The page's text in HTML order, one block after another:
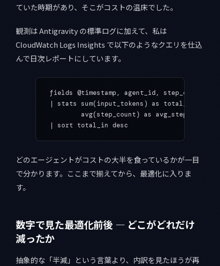
ていた時期があり、そこがコストの温床でした。
観測は Antigravity の標準ログに加えて、私は
CloudWatch Logs Insights で以下のようなクエリを仕込
んで日次レポートにしています。
fields @timestamp, agent_id, step_count,
| stats sum(input_tokens) as total_in,
avg(step_count) as avg_steps by
| sort total_in desc
どのエージェントがコストの大半を食っているかが一目
で分かります。ここまで揃えてから、最適化に入りま
す。
数字で見た最適化前後 — どこがどれだけ
減ったか
抽象的な「半減」という言葉より、内訳を見たほうが再